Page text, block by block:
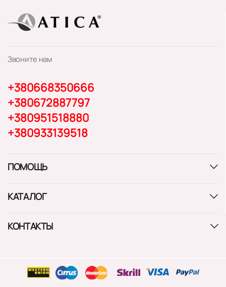
Звоните нам
+380668350666
+380672887797
+380951518880
+380933139518
ПОМОЩЬ
КАТАЛОГ
КОНТАКТЫ